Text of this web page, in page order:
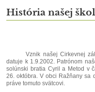
História našej
Vznik našej Cirkevnej
datuje k 1.9.2002. Patrónom
solúnski bratia Cyril a Metod v
26. októbra. V obci Ražňany sa
práve tomuto svätcovi.